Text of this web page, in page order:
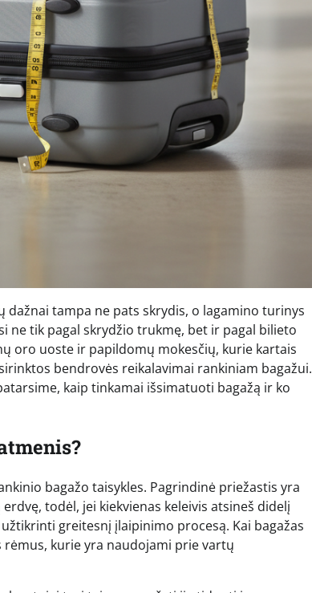
dažnai tampa ne pats skrydis, o lagamino turinys
ne tik pagal skrydžio trukmę, bet ir pagal bilieto
oro uoste ir papildomų mokesčių, kurie kartais
bendrovės reikalavimai rankiniam bagažui.
kaip tinkamai išsimatuoti bagažą ir ko
bagažo taisykles. Pagrindinė priežastis yra
todėl, jei kiekvienas keleivis atsineš didelį
greitesnį įlaipinimo procesą. Kai bagažas
kurie yra naudojami prie vartų